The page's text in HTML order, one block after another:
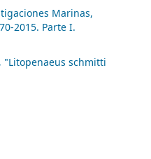
Marinas,
2015. Parte I.
schmitti